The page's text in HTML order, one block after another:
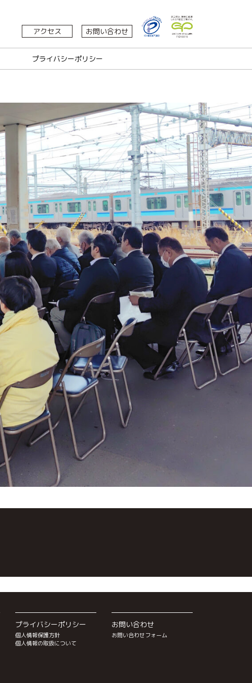
アクセス お問い合わせ
プライバシーポリシー
プライバシーポリシー
個人情報保護方針
個人情報の取扱について
お問い合わせ
お問い合わせフォーム